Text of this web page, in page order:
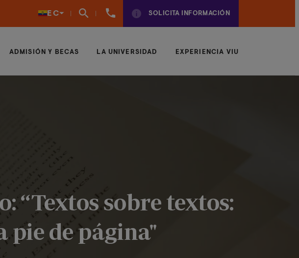
EC
(+34)
SOLICITA INFORMACIÓN
ADMISIÓN Y BECAS LA UNIVERSIDAD EXPERIENCIA VIU
“Textos sobre textos:
pie de página"